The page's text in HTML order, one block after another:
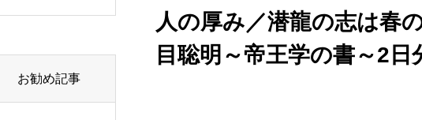
人の厚み／潜龍の志は春
目聡明～帝王学の書～2
お勧め記事